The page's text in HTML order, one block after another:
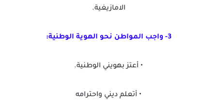
الامازيغية.
3- واجب المواطن نحو الهوية الوطنية:
• أعتز بهويني الوطنية.
• أتعلم ديني واحترامه